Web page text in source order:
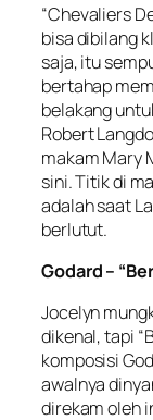
“Chevaliers
bisa dibilang
saja, itu
bertahap
belakang
Robert
makam Mary
sini. Titik di
adalah saat
berlutut.
Godard –
Jocelyn
dikenal, tapi
komposisi
awalnya
direkam oleh